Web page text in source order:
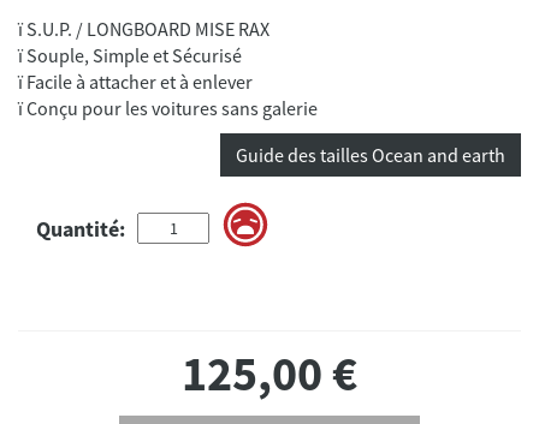
ï S.U.P. / LONGBOARD MISE RAX
ï Souple, Simple et Sécurisé
ï Facile à attacher et à enlever
ï Conçu pour les voitures sans galerie
Guide des tailles Ocean and earth
Quantité:
125,00€